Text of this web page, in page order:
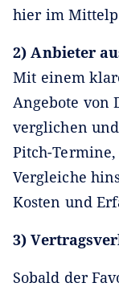
hier im
2) Anbieter
Mit einem
Angebote von
verglichen
Pitch-
Vergleiche
Kosten und
3)
Sobald der